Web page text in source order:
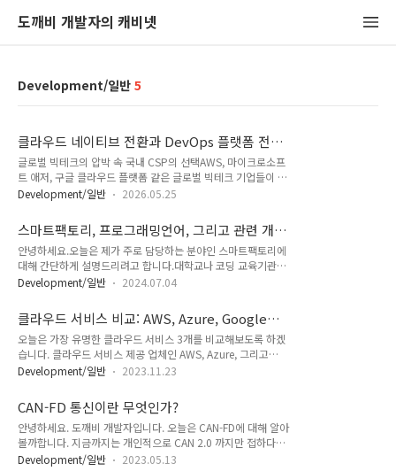
도깨비 개발자의 캐비넷
Development/일반 5
클라우드 네이티브 전환과 DevOps 플랫폼 전략:
국내 CSP의 생존 경쟁
글로벌 빅테크의 압박 속 국내 CSP의 선택AWS, 마이크로소프
트 애저, 구글 클라우드 플랫폼 같은 글로벌 빅테크 기업들이 국
내 시장을 장악하며 공격적인 마케팅과 가격 경쟁을 펼치고 있습
은 단순히 인프라를 제공하는 수준을 넘어서야 합니다. 클라우드
네이티브 전환 및 DevOps 플랫폼 전략은 이제 선택이 아닌 필
수가 되었습니다.네이버 클라우드, 카카오 클라우드, KT 클라우
드 등 국내 주요 CSP들은 차별화된 경쟁력을 확보하기 위해 클
라우드 네이티브 아키텍처와 DevOps 자동화 도구를 적극적으
(DX) 개선에 집중하면서 새로운 돌파구를 모색하고 있습니다.클
라우드 네이티브 전환이란..
Development/일반 2026.05.25
스마트팩토리, 프로그래밍언어, 그리고 관련 개발
자들의 전망
안녕하세요.오늘은 제가 주로 담당하는 분야인 스마트팩토리에
대해 간단하게 설명드리려고 합니다.대학교나 코딩 교육기관에
서는 웹 및 모바일 개발 위주의 교육이 많아 해당 분야는 이미 포
은 개발자를 필요로 하며, 수요에 비해 공급이 부족한 상태입니
다.따라서 지금 개발자를 준비하시는 분들에게는 스마트팩토리
분야가 오히려 블루오션이 될 수 있다고 생각됩니다. 스마트팩토
리는 제조업의 혁신적인 변화를 이끌고 있으며, 이를 구현하기
위해 다양한 프로그램 언어가 사용됩니다.특히 C#은 Microsoft
스마트팩토리에서 자주 사용되는 프로그램 언어와 개발자 전망
을 자세히 살펴보겠습니다. 스마트팩토리에서 ..
Development/일반 2024.07.04
클라우드 서비스 비교: AWS, Azure, Google
Cloud
오늘은 가장 유명한 클라우드 서비스 3개를 비교해보도록 하겠
습니다. 클라우드 서비스 제공 업체인 AWS, Azure, 그리고
Google Cloud는 기업들이 클라우드 컴퓨팅을 활용하는 방식
비스를 제공하며, 사용자에게 각기 다른 이점과 한계를 가지고
있습니다. 장단점 비교 AWS(Amazon Web Services) 장점: 성
숙한 클라우드 서비스로 광범위한 서비스 및 파트너 생태계를 제
공​​. 보안, 모니터링, 안정성 등에서 높은 순위에 위치. 다양한 사
용 사례에서 검증된 가상 환경 지원. 단점: 관리에 고급 전문 지
Development/일반 2023.11.23
CAN-FD 통신이란 무엇인가?
안녕하세요. 도깨비 개발자입니다. 오늘은 CAN-FD에 대해 알아
볼까합니다. 지금까지는 개인적으로 CAN 2.0 까지만 접하다가
최근들어서 CAN-FD 통신을 구현해야할 일이 생겨서 알아보게
Development/일반 2023.05.13